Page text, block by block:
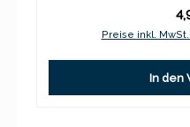
Preise inkl.
In den